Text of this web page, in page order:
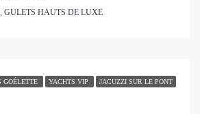
GULETS HAUTS DE LUXE
GOÉLETTE YACHTS VIP JACUZZI SUR LE PONT